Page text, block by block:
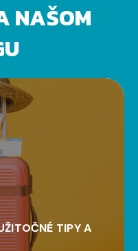
NAŠOM
TIPY A